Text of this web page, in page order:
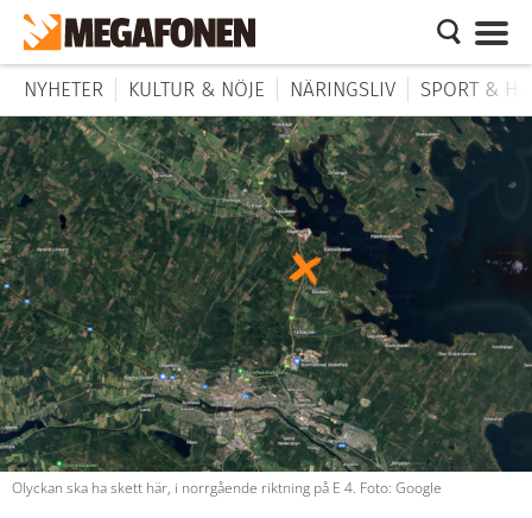
NYHETER KULTUR & NÖJE NÄRINGSLIV SPORT &
Olyckan ska ha skett här, i norrgående riktning på E 4. Foto: Google